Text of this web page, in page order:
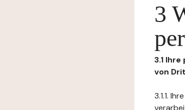
3
3.1
von
3.1.1.